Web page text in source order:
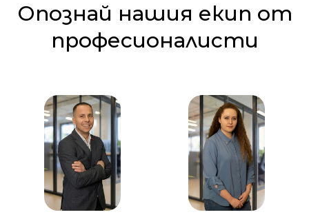
Опознай нашия екип от
професионалисти